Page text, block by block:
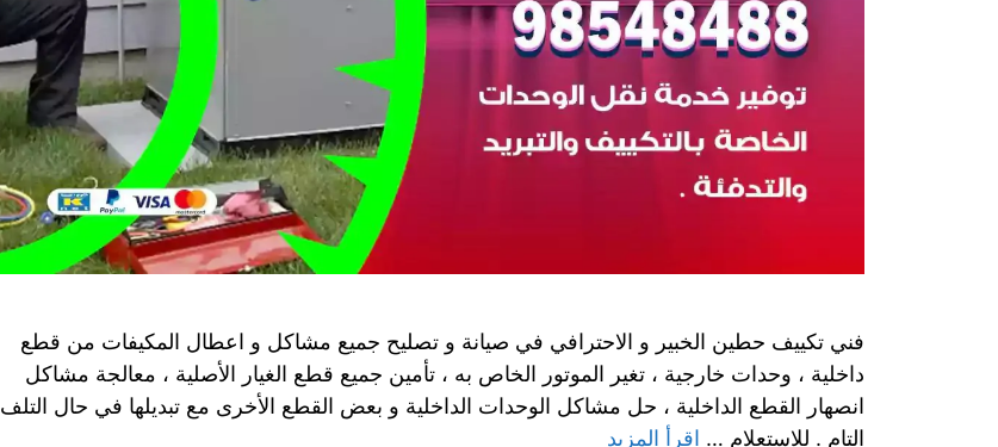
فني تكييف حطين الخبير و الاحترافي في صيانة و تصليح جميع مشاكل و اعطال المكيفات من قطع
داخلية ، وحدات خارجية ، تغير الموتور الخاص به ، تأمين جميع قطع الغيار الأصلية ، معالجة مشاكل
انصهار القطع الداخلية ، حل مشاكل الوحدات الداخلية و بعض القطع الأخرى مع تبديلها في حال التلف
التام . للاستعلام … اقرأ المزيد